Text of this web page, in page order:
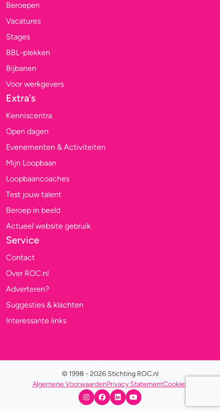
Beroepen
Vacatures
Stages
BBL-plekken
Bijbanen
Voor werkgevers
Extra's
Kenniscentra
Open dagen
Evenementen & Activiteiten
Mijn Loopbaan
Loopbaancoaches
Test jouw talent
Beroep in beeld
Actueel website gebruik
Service
Contact
Over ROC.nl
Adverteren?
Suggesties & klachten
Interessante links
© 1998 - 2026 Stichting ROC.nl
Algemene VoorwaardenPrivacy StatementCookies